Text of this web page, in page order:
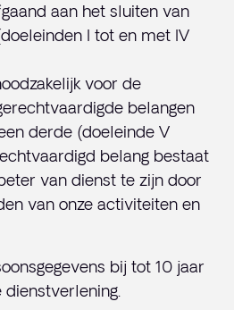
aan het sluiten van
I tot en met IV
voor de
belangen
derde (doeleinde V
belang bestaat
van dienst te zijn door
van onze activiteiten en
bij tot 10 jaar